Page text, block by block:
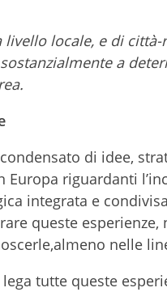
livello locale, e di
a
di idee,
riguardanti
integrata e
queste
nelle
tutte queste